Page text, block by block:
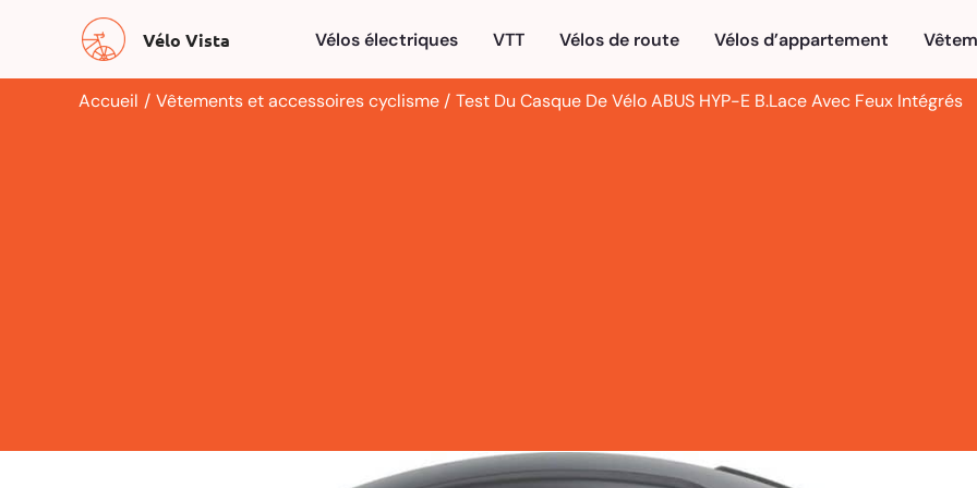
contenu
Vélo Vista Vélos électriques VTT Vélos de route Vélos d’appartement
Accueil Vêtements et accessoires cyclisme Test Du Casque De Vélo ABUS HYP-E B.Lace Avec Feux Intégrés